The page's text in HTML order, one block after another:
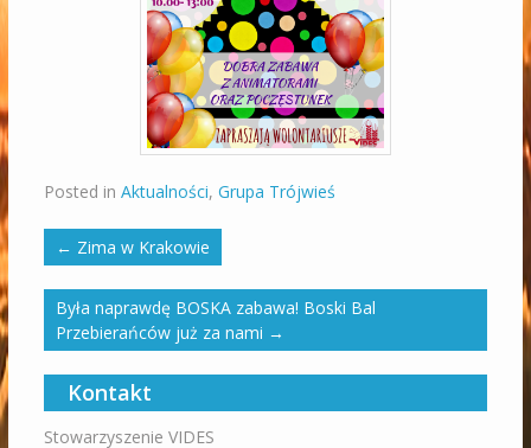
Posted in Aktualności, Grupa Trójwieś
← Zima w Krakowie
Była naprawdę BOSKA zabawa! Boski Bal
Przebierańców już za nami →
Kontakt
Stowarzyszenie VIDES